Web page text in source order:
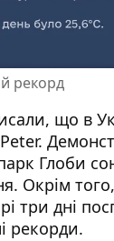
рекорд
що в
.
Глоби
Окрім
три дні
рекорди.